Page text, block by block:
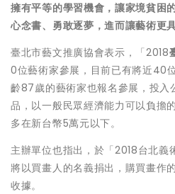
擁有平等的學習機會，讓家境貧困
心念書、勇敢逐夢，進而讓藝術更具
臺北市藝文推廣協會表示，「2018
0位藝術家參展，目前已有將近40
齡87歲的藝術家也報名參展，投入
品，以一般民眾經濟能力可以負擔
多在新台幣5萬元以下。
主辦單位也指出，於「2018台北義
將以買畫人的名義捐出，購買畫作
收據。